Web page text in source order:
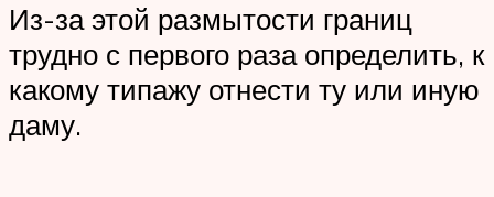
Из-за этой размытости границ
трудно с первого раза определить, к
какому типажу отнести ту или иную
даму.